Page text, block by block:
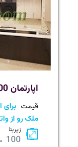
اپارتمان 100 متری مروارید
قیمت
ملک رو از
زیربنا
100